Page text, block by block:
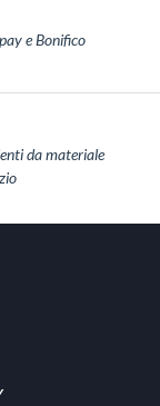
e Bonifico
da materiale